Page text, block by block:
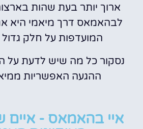
ארוך יותר בעת שהות
לבהאמאס דרך מיאמי היא
המועדפות על חלק גדול
נסקור כל מה שיש לדעת על
ההגעה האפשריות
איי בהאמאס - איים